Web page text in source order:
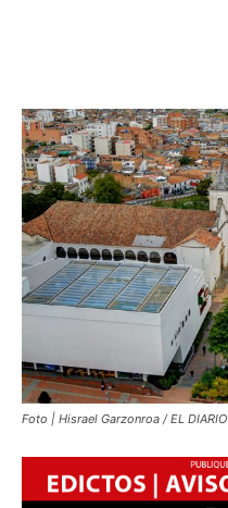
Foto | Hisrael Garzonroa / EL DIARIO